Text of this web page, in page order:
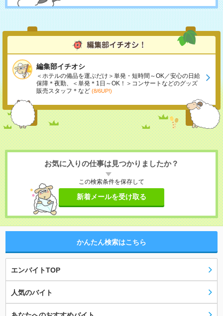
編集部イチオシ
＜ホテルの備品を運ぶだけ＞単発・短時間～OK／安心の日給
保障＊夜勤、＜単発＊1日～OK！＞コンサートなどのグッズ
販売スタッフ＊など (8/6UP!)
お気に入りの仕事は見つかりましたか？
この検索条件を保存して
新着メールを受け取る
かんたん検索はこちら
エンバイトTOP
人気のバイト